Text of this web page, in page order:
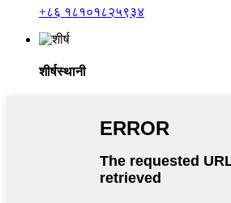
+८६ १८१०१८२५९३४
शीर्षस्थानी